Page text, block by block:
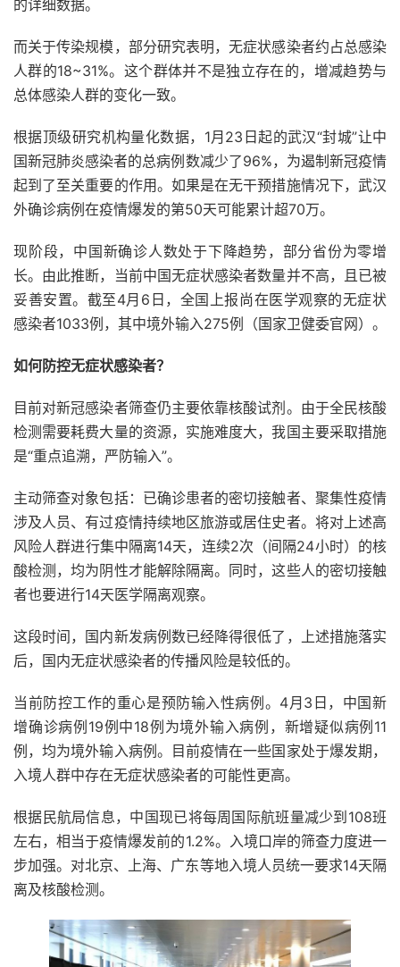
的详细数据。
而关于传染规模，部分研究表明，无症状感染者约占总感染
人群的18~31%。这个群体并不是独立存在的，增减趋势与
总体感染人群的变化一致。
根据顶级研究机构量化数据，1月23日起的武汉“封城”让中
国新冠肺炎感染者的总病例数减少了96%，为遏制新冠疫情
起到了至关重要的作用。如果是在无干预措施情况下，武汉
外确诊病例在疫情爆发的第50天可能累计超70万。
现阶段，中国新确诊人数处于下降趋势，部分省份为零增
长。由此推断，当前中国无症状感染者数量并不高，且已被
妥善安置。截至4月6日，全国上报尚在医学观察的无症状
感染者1033例，其中境外输入275例（国家卫健委官网）。
如何防控无症状感染者？
目前对新冠感染者筛查仍主要依靠核酸试剂。由于全民核酸
检测需要耗费大量的资源，实施难度大，我国主要采取措施
是“重点追溯，严防输入”。
主动筛查对象包括：已确诊患者的密切接触者、聚集性疫情
涉及人员、有过疫情持续地区旅游或居住史者。将对上述高
风险人群进行集中隔离14天，连续2次（间隔24小时）的核
酸检测，均为阴性才能解除隔离。同时，这些人的密切接触
者也要进行14天医学隔离观察。
这段时间，国内新发病例数已经降得很低了，上述措施落实
后，国内无症状感染者的传播风险是较低的。
当前防控工作的重心是预防输入性病例。4月3日，中国新
增确诊病例19例中18例为境外输入病例，新增疑似病例11
例，均为境外输入病例。目前疫情在一些国家处于爆发期，
入境人群中存在无症状感染者的可能性更高。
根据民航局信息，中国现已将每周国际航班量减少到108班
左右，相当于疫情爆发前的1.2%。入境口岸的筛查力度进一
步加强。对北京、上海、广东等地入境人员统一要求14天隔
离及核酸检测。